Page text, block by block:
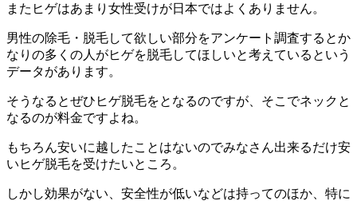
また ヒゲはあまり女性受けが日本ではよくありません。
男性の除毛・脱毛して欲しい部分をアンケート調査するとか
なりの多くの人がヒゲを脱毛してほしいと考えているという
データがあります。
そうなるとぜひヒゲ脱毛をとなるのですが、そこでネックと
なるのが料金ですよね。
もちろん安いに越したことはないのでみなさん出来るだけ安
いヒゲ脱毛を受けたいところ。
しかし効果がない、安全性が低いなどは持ってのほか、特に